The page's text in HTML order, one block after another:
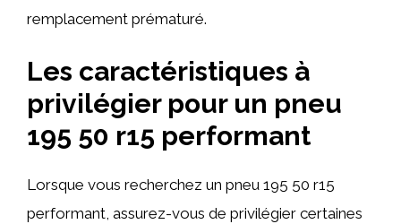
remplacement prématuré.
Les caractéristiques à
privilégier pour un pneu
195 50 r15 performant
Lorsque vous recherchez un pneu 195 50 r15
performant, assurez-vous de privilégier certaines